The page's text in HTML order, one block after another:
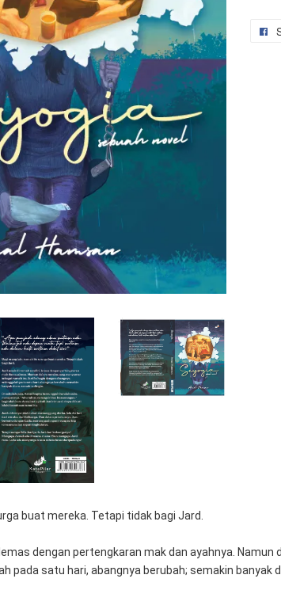
buat mereka. Tetapi tidak bagi Jard.
dengan pertengkaran mak dan ayahnya.
pada satu hari, abangnya berubah; semakin banyak